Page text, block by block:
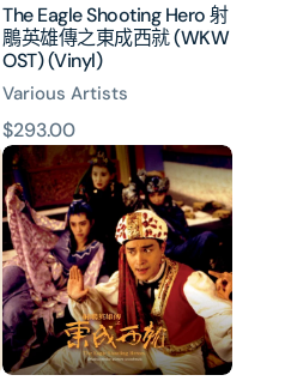
東
成
西
就
(WKW
OST)
(Vinyl)
The Eagle Shooting Hero 射
鵰英雄傳之東成西就 (WKW
OST) (Vinyl)
Various Artists
原
價
$293.00
The
Eagle
Shooting
Hero
射
鵰
英
雄
傳